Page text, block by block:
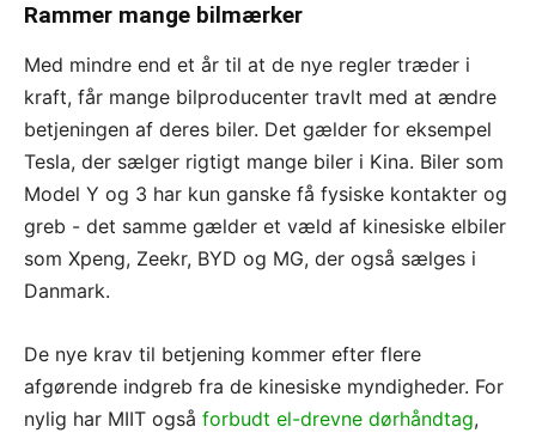
Rammer mange bilmærker
Med mindre end et år til at de nye regler træder i
kraft, får mange bilproducenter travlt med at ændre
betjeningen af deres biler. Det gælder for eksempel
Tesla, der sælger rigtigt mange biler i Kina. Biler som
Model Y og 3 har kun ganske få fysiske kontakter og
greb - det samme gælder et væld af kinesiske elbiler
som Xpeng, Zeekr, BYD og MG, der også sælges i
Danmark.
De nye krav til betjening kommer efter flere
afgørende indgreb fra de kinesiske myndigheder. For
nylig har MIIT også forbudt el-drevne dørhåndtag,